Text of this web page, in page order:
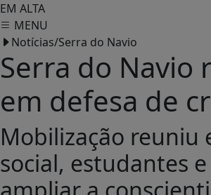
EM ALTA
MENU
Notícias/Serra do Navio
Serra do Navio
em defesa de
Mobilização reuniu
social, estudantes